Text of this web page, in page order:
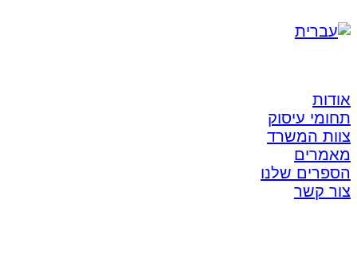
אודות
תחומי עיסוק
צוות המשרד
מאמרים
הספרים שלנו
צור קשר